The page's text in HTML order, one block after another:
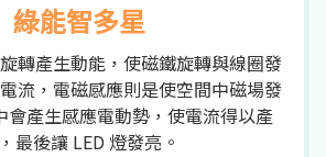
綠能智多星
轉產生動能，使磁鐵旋轉與線圈發
流，電磁感應則是使空間中磁場發
會產生感應電動勢，使電流得以產
最後讓 LED 燈發亮。